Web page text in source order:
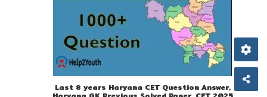
Last 8 years Haryana CET Question Answer,